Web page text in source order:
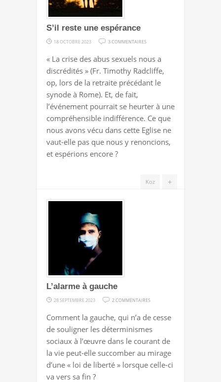
S’il reste une espérance
18 OCTOBRE 2023 3 COMMENTAIRES
RESTE
UNE
ESPÉRANCE
« La crise des abus sexuels nous a
discrédités » (Fr. Timothy Radcliffe,
op, lors de la retraite précédant le
synode à Rome). Et, de fait,
l’événement pourrait se heurter à une
compréhensible indifférence. Ce que
nous avons vécu dans cette Eglise ne
vaut-elle pas que nous y renoncions,
et espérions encore ?
+
Koz
L’alarme à gauche
28 SEPTEMBRE 2023 2 COMMENTAIRES
À
GAUCHE
Comment la gauche, qui n’a de cesse
de souligner les déterminismes
sociaux à l’œuvre dans le courant de
la vie peut-elle succomber au mirage
d’une « loi de liberté » lorsque celle-ci
va vers sa fin ?